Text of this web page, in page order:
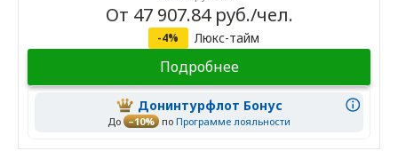
От 47 907.84 руб./чел.
-4% Люкс-тайм
Подробнее
Донинтурфлот Бонус
До –10% по Программе лояльности